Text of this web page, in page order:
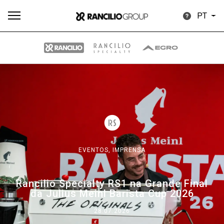
PT
EVENTOS, IMPRENSA
Rancilio Specialty RS1 na Grande Final
da Julius Meinl Barista Cup 2026
28.07.2026
Descarregar
Our brands
Group